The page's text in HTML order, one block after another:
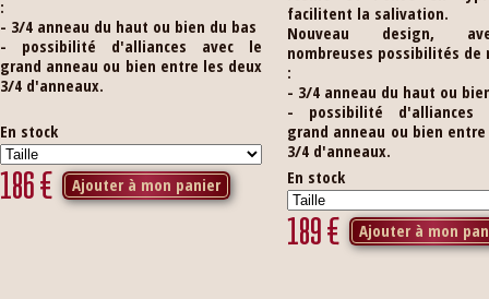
:
- 3/4 anneau du haut ou bien du bas
- possibilité d'alliances avec le
grand anneau ou bien entre les deux
3/4 d'anneaux.
En stock
186€ Ajouter à mon panier
facilitent la salivation.
Nouveau design,
nombreuses possibilités de
:
- 3/4 anneau du haut ou
- possibilité d'alliances
grand anneau ou bien
3/4 d'anneaux.
En stock
189€ Ajouter à mon